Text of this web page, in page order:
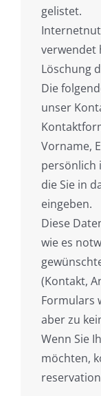
gelistet.
verwendet
Löschung
Die
unser
Vorname,
persönlich
die Sie in
eingeben.
Diese
wie es
(Kontakt,
Formulars
aber zu
Wenn Sie
möchten,